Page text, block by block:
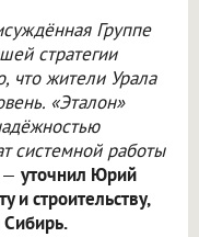
Группе
стратегии
что жители Урала
«Эталон»
системной работы
— уточнил Юрий
и строительству,
Сибирь.